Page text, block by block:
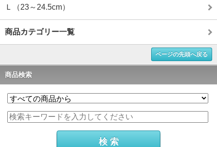
Ｌ（23～24.5cm）
商品カテゴリー一覧
ページの先頭へ戻る
商品検索